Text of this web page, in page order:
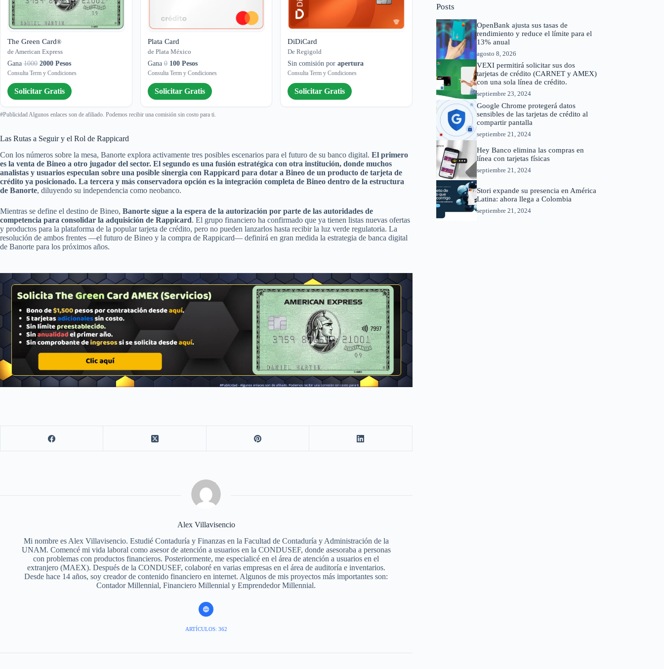
The Green Card®
de American Express
Gana 1000 2000 Pesos
Consulta Term y Condiciones
Solicitar Gratis
Plata Card
de Plata México
Gana0 100 Pesos
Consulta Term y Condiciones
Solicitar Gratis
DiDiCard
De Regigold
Sin comisión porapertura
Consulta Term y Condiciones
Solicitar Gratis
#Publicidad Algunos enlaces son de afiliado. Podemos recibir una comisión sin costo para ti.
Las Rutas a Seguir y el Rol de Rappicard
Con los números sobre la mesa, Banorte explora activamente tres posibles escenarios para el futuro de su banco digital. El primero
es la venta de Bineo a otro jugador del sector. El segundo es una fusión estratégica con otra institución, donde muchos
analistas y usuarios especulan sobre una posible sinergia con Rappicard para dotar a Bineo de un producto de tarjeta de
crédito ya posicionado. La tercera y más conservadora opción es la integración completa de Bineo dentro de la estructura
de Banorte, diluyendo su independencia como neobanco.
Mientras se define el destino de Bineo, Banorte sigue a la espera de la autorización por parte de las autoridades de
competencia para consolidar la adquisición de Rappicard. El grupo financiero ha confirmado que ya tienen listas nuevas ofertas
y productos para la plataforma de la popular tarjeta de crédito, pero no pueden lanzarlos hasta recibir la luz verde regulatoria. La
resolución de ambos frentes —el futuro de Bineo y la compra de Rappicard— definirá en gran medida la estrategia de banca digital
de Banorte para los próximos años.
Alex Villavisencio
Mi nombre es Alex Villavisencio. Estudié Contaduría y Finanzas en la Facultad de Contaduría y Administración de la
UNAM. Comencé mi vida laboral como asesor de atención a usuarios en la CONDUSEF, donde asesoraba a personas
con problemas con productos financieros. Posteriormente, me especialicé en el área de atención a usuarios en el
extranjero (MAEX). Después de la CONDUSEF, colaboré en varias empresas en el área de auditoría e inventarios.
Desde hace 14 años, soy creador de contenido financiero en internet. Algunos de mis proyectos más importantes son:
Contador Millennial, Financiero Millennial y Emprendedor Millennial.
ARTÍCULOS: 362
Posts
OpenBank ajusta sus tasas de
rendimiento y reduce el límite para el
13% anual
agosto 8, 2026
VEXI permitirá solicitar sus dos
tarjetas de crédito (CARNET y AMEX)
con una sola línea de crédito.
septiembre 23, 2024
Google Chrome protegerá datos
sensibles de las tarjetas de crédito al
compartir pantalla
septiembre 21, 2024
Hey Banco elimina las compras en
línea con tarjetas físicas
septiembre 21, 2024
Stori expande su presencia en América
Latina: ahora llega a Colombia
septiembre 21, 2024